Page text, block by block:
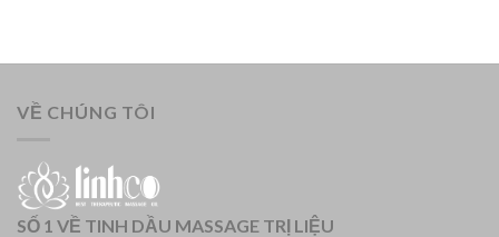
VỀ CHÚNG TÔI
SỐ 1 VỀ TINH DẦU MASSAGE TRỊ LIỆU